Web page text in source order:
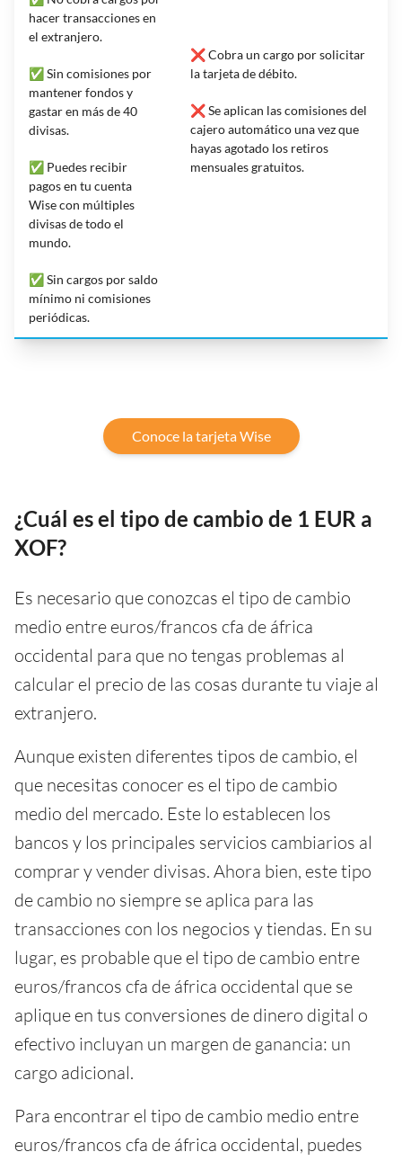
hacer transacciones en
el extranjero.
✅ Sin comisiones por
mantener fondos y
gastar en más de 40
divisas.
✅ Puedes recibir
pagos en tu cuenta
Wise con múltiples
divisas de todo el
mundo.
✅ Sin cargos por saldo
mínimo ni comisiones
periódicas.
❌ Cobra un cargo por solicitar
la tarjeta de débito.
❌ Se aplican las comisiones del
cajero automático una vez que
hayas agotado los retiros
mensuales gratuitos.
Conoce la tarjeta Wise
¿Cuál es el tipo de cambio de 1 EUR a
XOF?
Es necesario que conozcas el tipo de cambio
medio entre euros/francos cfa de áfrica
occidental para que no tengas problemas al
calcular el precio de las cosas durante tu viaje al
extranjero.
Aunque existen diferentes tipos de cambio, el
que necesitas conocer es el tipo de cambio
medio del mercado. Este lo establecen los
bancos y los principales servicios cambiarios al
comprar y vender divisas. Ahora bien, este tipo
de cambio no siempre se aplica para las
transacciones con los negocios y tiendas. En su
lugar, es probable que el tipo de cambio entre
euros/francos cfa de áfrica occidental que se
aplique en tus conversiones de dinero digital o
efectivo incluyan un margen de ganancia: un
cargo adicional.
Para encontrar el tipo de cambio medio entre
euros/francos cfa de áfrica occidental, puedes